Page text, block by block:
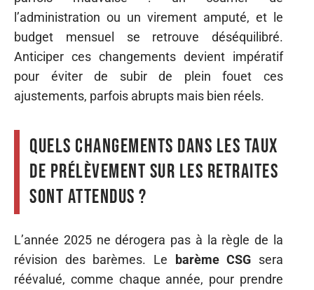
l’administration ou un virement amputé, et le
budget mensuel se retrouve déséquilibré.
Anticiper ces changements devient impératif
pour éviter de subir de plein fouet ces
ajustements, parfois abrupts mais bien réels.
Quels changements dans les taux
de prélèvement sur les retraites
sont attendus ?
L’année 2025 ne dérogera pas à la règle de la
révision des barèmes. Le barème CSG sera
réévalué, comme chaque année, pour prendre